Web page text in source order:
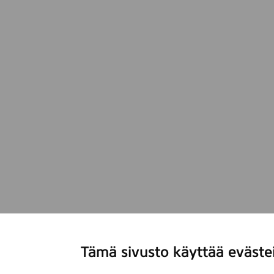
Tämä sivusto käyttää